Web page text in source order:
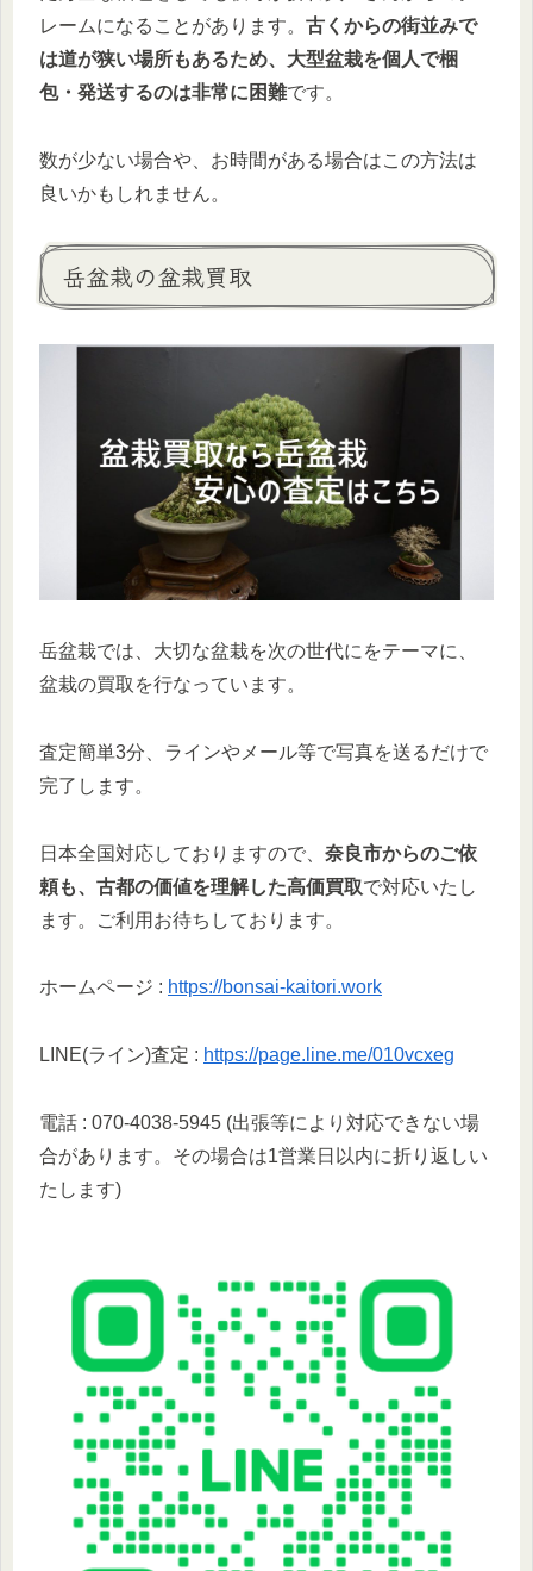
レームになることがあります。 古くからの街並みで
は道が狭い場所もあるため、大型盆栽を個人で梱
包・発送するのは非常に困難です。
数が少ない場合や、お時間がある場合はこの方法は
良いかもしれません。
岳盆栽の盆栽買取
岳盆栽では、大切な盆栽を次の世代にをテーマに、
盆栽の買取を行なっています。
査定簡単3分、ラインやメール等で写真を送るだけで
完了します。
日本全国対応しておりますので、 奈良市からのご依
頼も、古都の価値を理解した高価買取で対応いたし
ます。ご利用お待ちしております。
ホームページ : https://bonsai-kaitori.work
LINE(ライン)査定 : https://page.line.me/010vcxeg
電話 : 070-4038-5945 (出張等により対応できない場
合があります。その場合は1営業日以内に折り返しい
たします)